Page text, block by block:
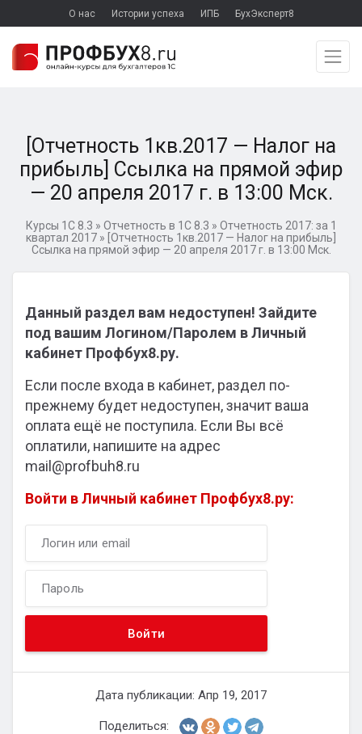
О нас Истории успеха ИПБ БухЭксперт8
[Отчетность 1кв.2017 — Налог на
прибыль] Ссылка на прямой эфир
— 20 апреля 2017 г. в 13:00 Мск.
Курсы 1С 8.3 » Отчетность в 1С 8.3 » Отчетность 2017: за 1
квартал 2017 » [Отчетность 1кв.2017 — Налог на прибыль]
Ссылка на прямой эфир — 20 апреля 2017 г. в 13:00 Мск.
Данный раздел вам недоступен! Зайдите
под вашим Логином/Паролем в Личный
кабинет Профбух8.ру.
Если после входа в кабинет, раздел по-
прежнему будет недоступен, значит ваша
оплата ещё не поступила. Если Вы всё
оплатили, напишите на адрес
mail@profbuh8.ru
Войти в Личный кабинет Профбух8.ру:
Дата публикации: Апр 19, 2017
Поделиться: